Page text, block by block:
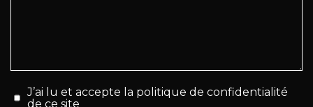
J’ai lu et accepte la politique de confidentialité
de ce site